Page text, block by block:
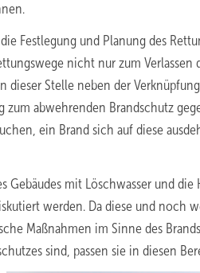
Festlegung und Planung des
nicht nur zum Verlassen
Stelle neben der
abwehrenden Brandschutz
ein Brand sich auf diese
Gebäudes mit Löschwasser und
werden. Da diese und noch
Maßnahmen im Sinne des
sind, passen sie in diesen